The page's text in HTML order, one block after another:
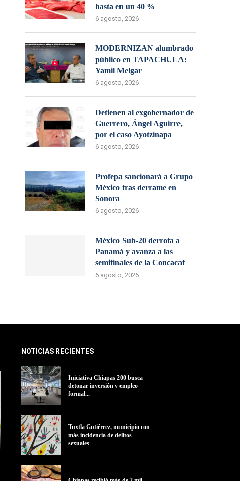
hasta en un 40 %
6 agosto, 2026
MODERNIZAN alumbrado
público en TAPACHULA:
Yamil Melgar
6 agosto, 2026
Detienen al exgobernador de
Guerrero, Ángel Aguirre,
por el caso Ayotzinapa
6 agosto, 2026
Profepa sancionará a Grupo
México tras derrame en
Sonora
6 agosto, 2026
México Sub-20 derrota a
Panamá y avanza a las
semifinales de la Concacaf
6 agosto, 2026
NOTICIAS RECIENTES
Iniciativa Chiapas 200 busca
detonar inversión y empleo
formal...
Tuxtla Gutiérrez, municipio con
más incidencia de delitos
sexuales